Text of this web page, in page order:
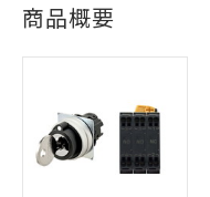
商品概要